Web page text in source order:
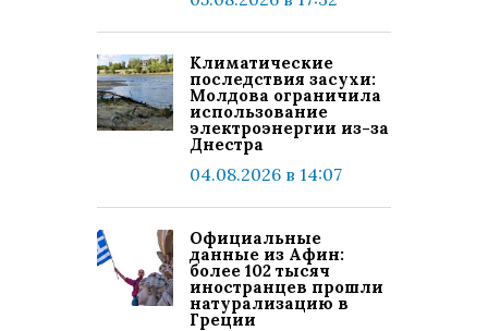
Климатические
последствия засухи:
Молдова ограничила
использование
электроэнергии из-за
Днестра
04.08.2026 в 14:07
Официальные
данные из Афин:
более 102 тысяч
иностранцев прошли
натурализацию в
Греции